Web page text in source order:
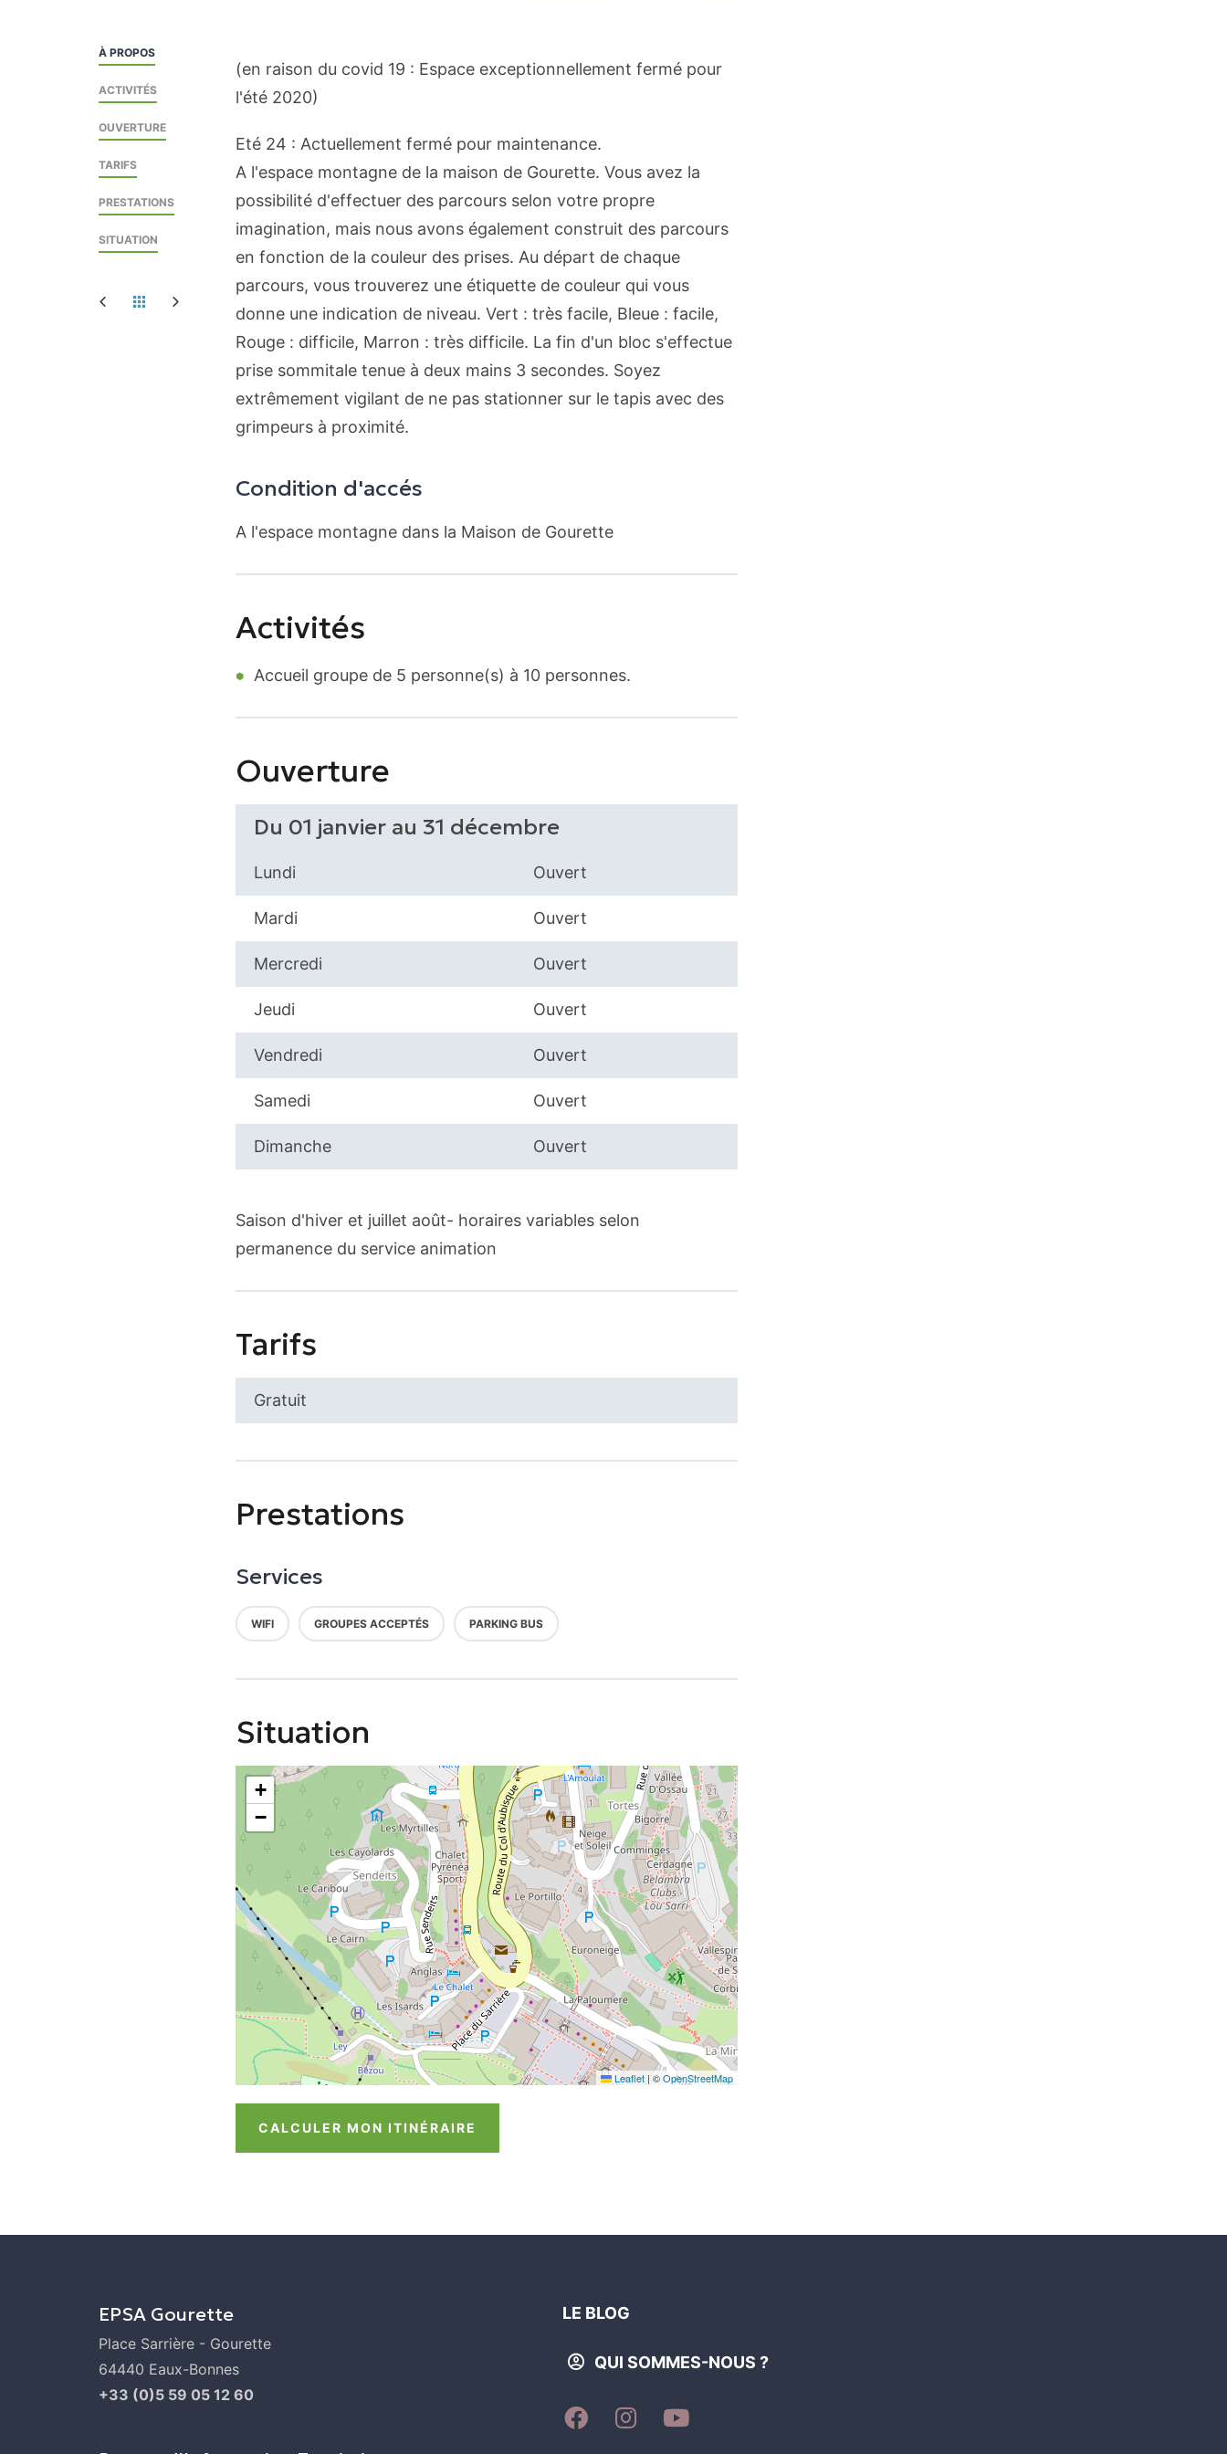
À PROPOS
ACTIVITÉS
OUVERTURE
TARIFS
PRESTATIONS
SITUATION
(en raison du covid 19 : Espace exceptionnellement fermé pour
l'été 2020)
Eté 24 : Actuellement fermé pour maintenance.
A l'espace montagne de la maison de Gourette. Vous avez la
possibilité d'effectuer des parcours selon votre propre
imagination, mais nous avons également construit des parcours
en fonction de la couleur des prises. Au départ de chaque
parcours, vous trouverez une étiquette de couleur qui vous
donne une indication de niveau. Vert : très facile, Bleue : facile,
Rouge : difficile, Marron : très difficile. La fin d'un bloc s'effectue
prise sommitale tenue à deux mains 3 secondes. Soyez
extrêmement vigilant de ne pas stationner sur le tapis avec des
grimpeurs à proximité.
Condition d'accés
A l'espace montagne dans la Maison de Gourette
Activités
Accueil groupe de 5 personne(s) à 10 personnes.
Ouverture
Du 01 janvier au 31 décembre
Lundi Ouvert
Mardi Ouvert
Mercredi Ouvert
Jeudi Ouvert
Vendredi Ouvert
Samedi Ouvert
Dimanche Ouvert
Saison d'hiver et juillet août- horaires variables selon
permanence du service animation
Tarifs
Gratuit
Prestations
Services
WIFI GROUPES ACCEPTÉS PARKING BUS
Situation
+
−
Leaflet | ©OpenStreetMap
CALCULER MON ITINÉRAIRE
EPSA Gourette
Place Sarrière - Gourette
64440 Eaux-Bonnes
+33 (0)5 59 05 12 60
LE BLOG
QUI SOMMES-NOUS ?
SUIVEZ-SUIVEZ-